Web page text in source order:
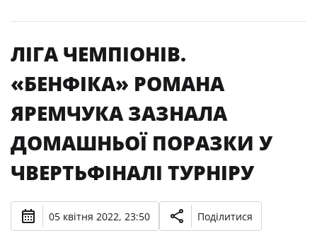
ЛІГА ЧЕМПІОНІВ.
«БЕНФІКА» РОМАНА
ЯРЕМЧУКА ЗАЗНАЛА
ДОМАШНЬОЇ ПОРАЗКИ У
ЧВЕРТЬФІНАЛІ ТУРНІРУ
05 квітня 2022, 23:50 Поділитися